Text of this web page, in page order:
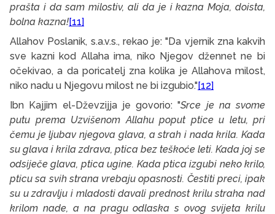
prašta i da sam milostiv, ali da je i kazna Moja, doista,
bolna kazna![11]
Allahov Poslanik, s.a.v.s., rekao je: "Da vjernik zna kakvih
sve kazni kod Allaha ima, niko Njegov džennet ne bi
očekivao, a da poricatelj zna kolika je Allahova milost,
niko nadu u Njegovu milost ne bi izgubio."[12]
Ibn Kajjim el-Dževzijja je govorio: "Srce je na svome
putu prema Uzvišenom Allahu poput ptice u letu, pri
čemu je ljubav njegova glava, a strah i nada krila. Kada
su glava i krila zdrava, ptica bez teškoće leti. Kada joj se
odsiječe glava, ptica ugine. Kada ptica izgubi neko krilo,
pticu sa svih strana vrebaju opasnosti. Čestiti preci, ipak
su u zdravlju i mladosti davali prednost krilu straha nad
krilom nade, a na pragu odlaska s ovog svijeta krilu